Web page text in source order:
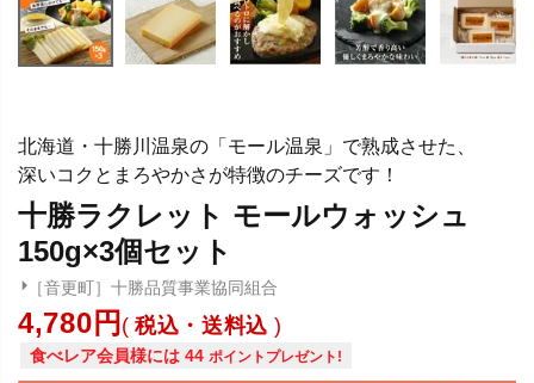
北海道・十勝川温泉の「モール温泉」で熟成させた、
深いコクとまろやかさが特徴のチーズです！
十勝ラクレット モールウォッシュ
150g×3個セット
［音更町］十勝品質事業協同組合
4,780 税込・送料込
食べレア会員様には 44 ポイントプレゼント!